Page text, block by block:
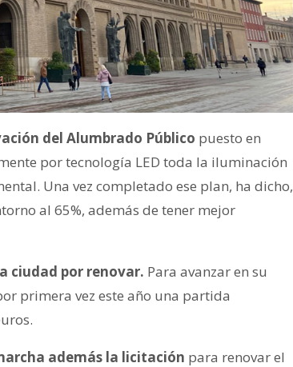
del Alumbrado Público puesto en
por tecnología LED toda la iluminación
Una vez completado ese plan, ha dicho,
al 65%, además de tener mejor
ciudad por renovar. Para avanzar en su
primera vez este año una partida
además la licitación para renovar el